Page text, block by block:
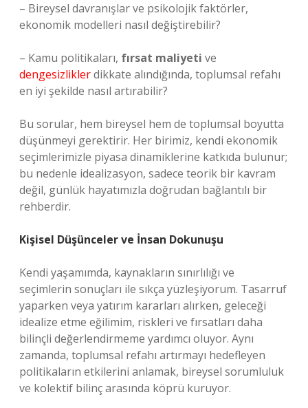
– Bireysel davranışlar ve psikolojik faktörler,
ekonomik modelleri nasıl değiştirebilir?
– Kamu politikaları, fırsat maliyeti ve
dengesizliklerdikkate alındığında, toplumsal refahı
en iyi şekilde nasıl artırabilir?
Bu sorular, hem bireysel hem de toplumsal boyutta
düşünmeyi gerektirir. Her birimiz, kendi ekonomik
seçimlerimizle piyasa dinamiklerine katkıda bulunur;
bu nedenle idealizasyon, sadece teorik bir kavram
değil, günlük hayatımızla doğrudan bağlantılı bir
rehberdir.
Kişisel Düşünceler ve İnsan Dokunuşu
Kendi yaşamımda, kaynakların sınırlılığı ve
seçimlerin sonuçları ile sıkça yüzleşiyorum. Tasarruf
yaparken veya yatırım kararları alırken, geleceği
idealize etme eğilimim, riskleri ve fırsatları daha
bilinçli değerlendirmeme yardımcı oluyor. Aynı
zamanda, toplumsal refahı artırmayı hedefleyen
politikaların etkilerini anlamak, bireysel sorumluluk
ve kolektif bilinç arasında köprü kuruyor.